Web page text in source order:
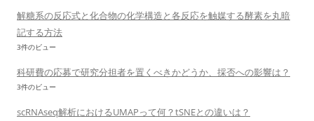
解糖系の反応式と化合物の化学構造と各反応を触媒する酵素を丸暗
記する方法
3件のビュー
科研費の応募で研究分担者を置くべきかどうか、採否への影響は？
3件のビュー
scRNAseq解析におけるUMAPって何？tSNEとの違いは？